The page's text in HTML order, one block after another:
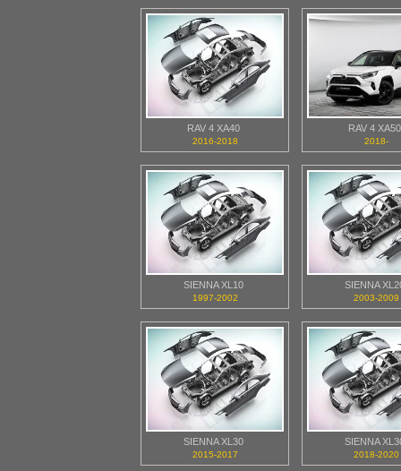
RAV 4 XA40
2016-2018
RAV 4 XA50
2018-
SIENNA XL10
1997-2002
SIENNA
2003-2009
SIENNA XL30
2015-2017
SIENNA
2018-2020